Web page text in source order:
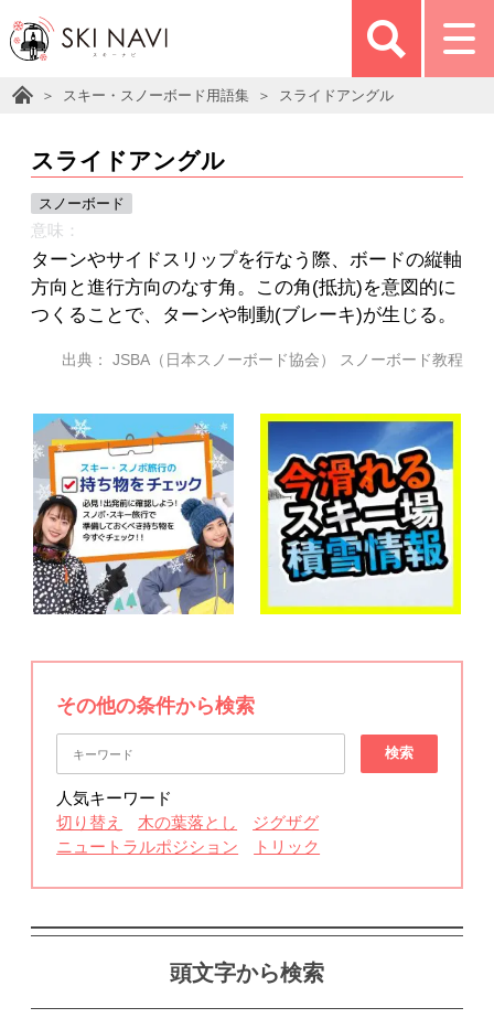
スキー・スノーボード用語集 スライドアングル
スライドアングル
スノーボード
意味：
ターンやサイドスリップを行なう際、ボードの縦軸
方向と進行方向のなす角。この角(抵抗)を意図的に
つくることで、ターンや制動(ブレーキ)が生じる。
出典： JSBA（日本スノーボード協会） スノーボード教程
その他の条件から検索
検索
人気キーワード
切り替え
木の葉落とし
ジグザグ
ニュートラルポジション
トリック
頭文字から検索